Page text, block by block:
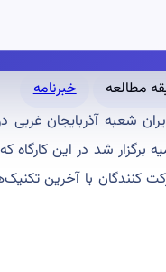
خبرنامه
شعبه آذربایجان
هتل آنای شهر ارومیه برگزار شد در
کنندگان با آخرین